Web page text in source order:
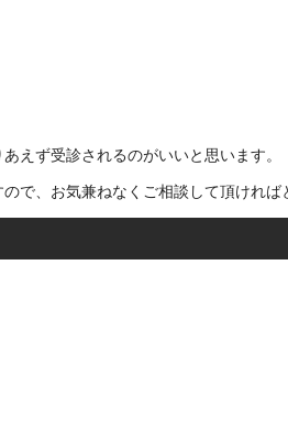
えず受診されるのがいいと思います。
で、お気兼ねなくご相談して頂ければ